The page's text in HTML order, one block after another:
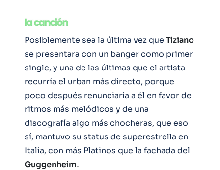
Posiblemente sea la última vez que Tiziano
se presentara con un banger como primer
single, y una de las últimas que el artista
recurría el urban más directo, porque
poco después renunciaría a él en favor de
ritmos más melódicos y de una
discografía algo más chocheras, que eso
sí, mantuvo su status de superestrella en
Italia, con más Platinos que la fachada del
Guggenheim.